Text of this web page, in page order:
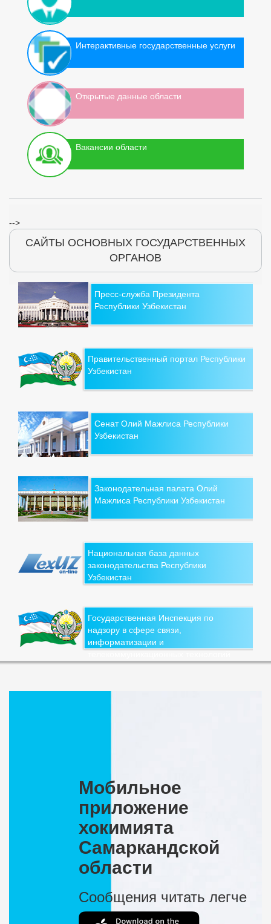
Интерактивные государственные услуги
Открытые данные области
Вакансии области
-->
САЙТЫ ОСНОВНЫХ ГОСУДАРСТВЕННЫХ
ОРГАНОВ
Пресс-служба Президента
Республики Узбекистан
Правительственный портал Республики
Узбекистан
Сенат Олий Мажлиса Республики
Узбекистан
Законодательная палата Олий
Мажлиса Республики Узбекистан
Национальная база данных
законодательства Республики
Узбекистан
Государственная Инспекция по
надзору в сфере связи,
информатизации и
Мобильное
приложение
хокимията
Самаркандской
области
Сообщения читать легче